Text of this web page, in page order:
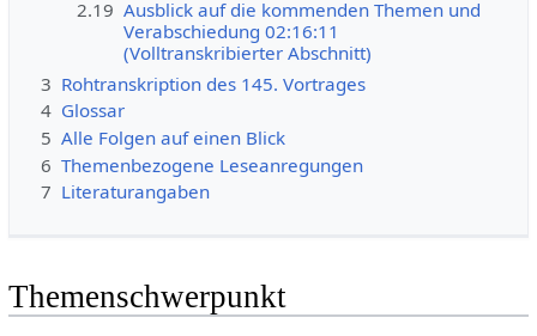
2.19 Ausblick auf die kommenden Themen und
Verabschiedung 02:16:11
(Volltranskribierter Abschnitt)
3 Rohtranskription des 145. Vortrages
4 Glossar
5 Alle Folgen auf einen Blick
6 Themenbezogene Leseanregungen
7 Literaturangaben
Themenschwerpunkt